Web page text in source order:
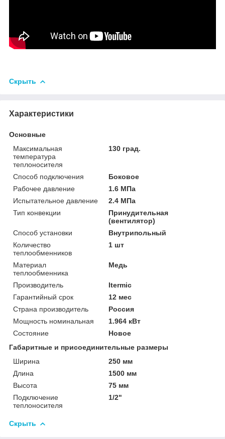
Скрыть
Характеристики
Основные
Максимальная
температура
теплоносителя
130 град.
Способ подключения
Боковое
Рабочее давление
1.6 МПа
Испытательное давление
2.4 МПа
Тип конвекции
Принудительная
(вентилятор)
Способ установки
Внутрипольный
Количество
теплообменников
1 шт
Материал
теплообменника
Медь
Производитель
Itermic
Гарантийный срок
12 мес
Страна производитель
Россия
Мощность номинальная
1.964 кВт
Состояние
Новое
Габаритные и присоединительные размеры
Ширина
250 мм
Длина
1500 мм
Высота
75 мм
Подключение
теплоносителя
1/2"
Скрыть